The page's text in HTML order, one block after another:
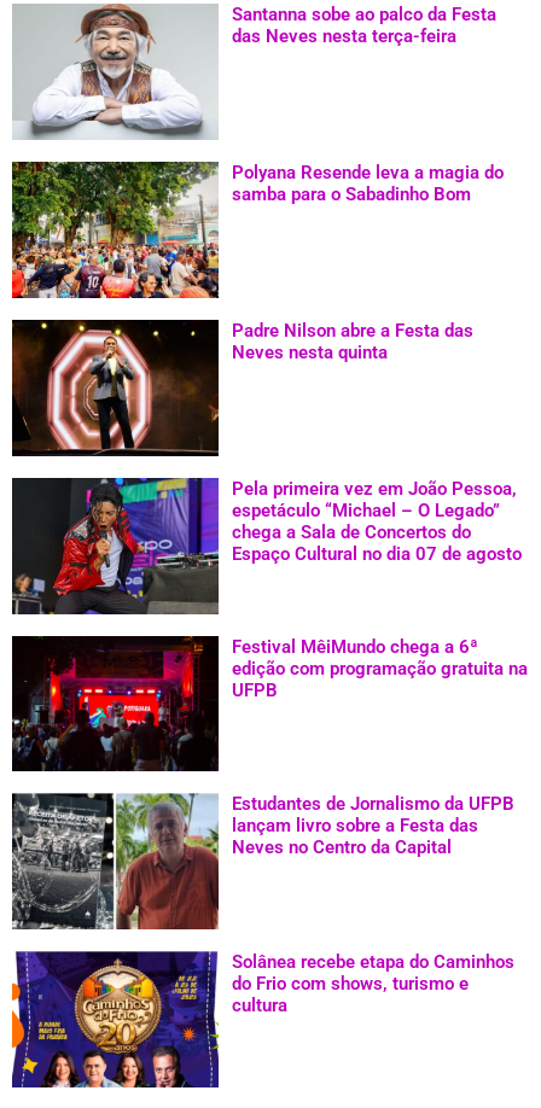
Santanna sobe ao palco da Festa
das Neves nesta terça-feira
Polyana Resende leva a magia do
samba para o Sabadinho Bom
Padre Nilson abre a Festa das
Neves nesta quinta
Pela primeira vez em João Pessoa,
espetáculo “Michael – O Legado”
chega a Sala de Concertos do
Espaço Cultural no dia 07 de agosto
Festival MêiMundo chega a 6ª
edição com programação gratuita na
UFPB
Estudantes de Jornalismo da UFPB
lançam livro sobre a Festa das
Neves no Centro da Capital
Solânea recebe etapa do Caminhos
do Frio com shows, turismo e
cultura